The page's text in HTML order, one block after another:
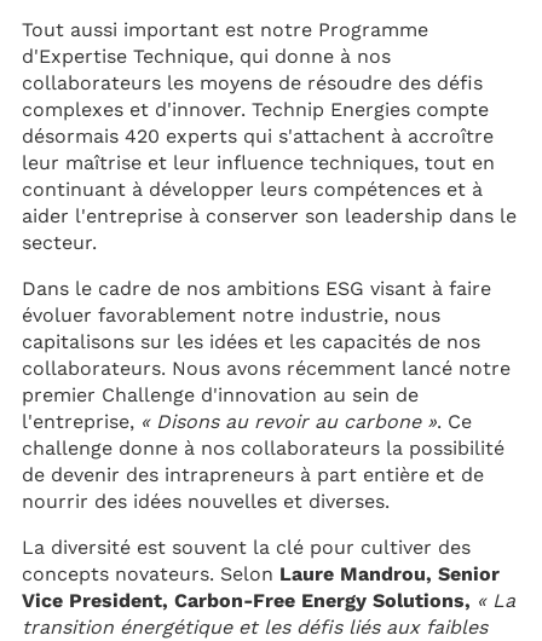
Tout aussi important est notre Programme
d'Expertise Technique, qui donne à nos
collaborateurs les moyens de résoudre des défis
complexes et d'innover. Technip Energies compte
désormais 420 experts qui s'attachent à accroître
leur maîtrise et leur influence techniques, tout en
continuant à développer leurs compétences et à
aider l'entreprise à conserver son leadership dans le
secteur.
Dans le cadre de nos ambitions ESG visant à faire
évoluer favorablement notre industrie, nous
capitalisons sur les idées et les capacités de nos
collaborateurs. Nous avons récemment lancé notre
premier Challenge d'innovation au sein de
l'entreprise, « Disons au revoir au carbone ». Ce
challenge donne à nos collaborateurs la possibilité
de devenir des intrapreneurs à part entière et de
nourrir des idées nouvelles et diverses.
La diversité est souvent la clé pour cultiver des
concepts novateurs. Selon Laure Mandrou, Senior
Vice President, Carbon-Free Energy Solutions, « La
transition énergétique et les défis liés aux faibles